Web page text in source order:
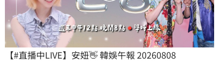
【#直播中LIVE】安妞👋 韓娛午報 20260808